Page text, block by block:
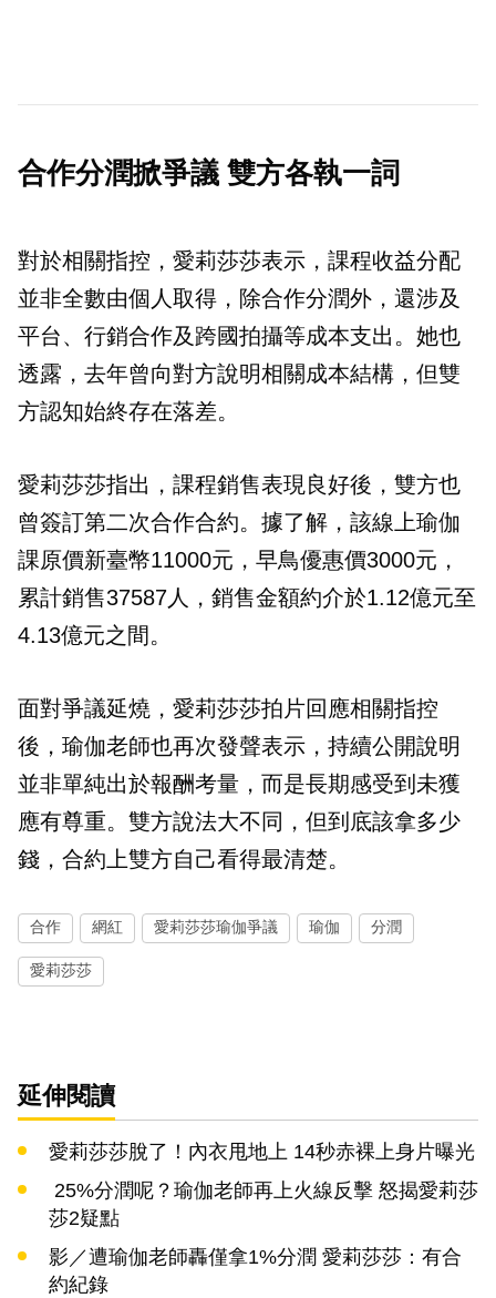
合作分潤掀爭議 雙方各執一詞
對於相關指控，愛莉莎莎表示，課程收益分配
並非全數由個人取得，除合作分潤外，還涉及
平台、行銷合作及跨國拍攝等成本支出。她也
透露，去年曾向對方說明相關成本結構，但雙
方認知始終存在落差。
愛莉莎莎指出，課程銷售表現良好後，雙方也
曾簽訂第二次合作合約。據了解，該線上瑜伽
課原價新臺幣11000元，早鳥優惠價3000元，
累計銷售37587人，銷售金額約介於1.12億元至
4.13億元之間。
面對爭議延燒，愛莉莎莎拍片回應相關指控
後，瑜伽老師也再次發聲表示，持續公開說明
並非單純出於報酬考量，而是長期感受到未獲
應有尊重。雙方說法大不同，但到底該拿多少
錢，合約上雙方自己看得最清楚。
合作 網紅 愛莉莎莎瑜伽爭議 瑜伽 分潤
愛莉莎莎
延伸閱讀
愛莉莎莎脫了！內衣甩地上 14秒赤裸上身片曝光
25%分潤呢？瑜伽老師再上火線反擊 怒揭愛莉莎
莎2疑點
影／遭瑜伽老師轟僅拿1%分潤 愛莉莎莎：有合
約紀錄